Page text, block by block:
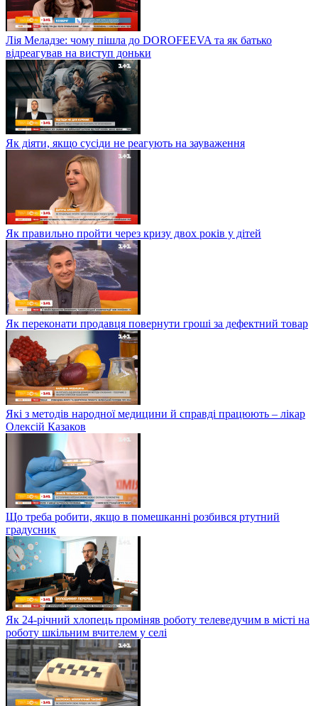
Лія Меладзе: чому пішла до DOROFEEVA та як батько
відреагував на виступ доньки
Як діяти, якщо сусіди не реагують на зауваження
Як правильно пройти через кризу двох років у дітей
Як переконати продавця повернути гроші за дефектний товар
Які з методів народної медицини й справді працюють – лікар
Олексій Казаков
Що треба робити, якщо в помешканні розбився ртутний
градусник
Як 24-річний хлопець проміняв роботу телеведучим в місті на
роботу шкільним вчителем у селі